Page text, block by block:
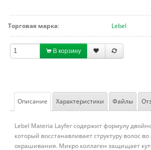
Торговая марка: Lebel
В корзину
Описание Характеристики Файлы
Lebel Materia Layfer содержит формулу
который восстанавливает структуру волос
окрашивания. Микро коллаген защищает